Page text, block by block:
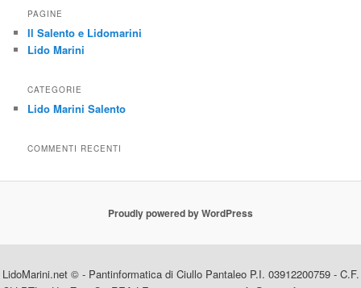
PAGINE
Il Salento e Lidomarini
Lido Marini
CATEGORIE
Lido Marini Salento
COMMENTI RECENTI
Proudly powered by WordPress
LidoMarini.net © - Pantinformatica di Ciullo Pantaleo P.I. 03912200759 - C.F.